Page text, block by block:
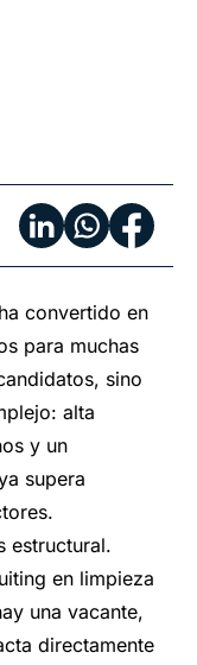
convertido en
para muchas
sino
alta
y un
supera
estructural.
en limpieza
una vacante,
directamente